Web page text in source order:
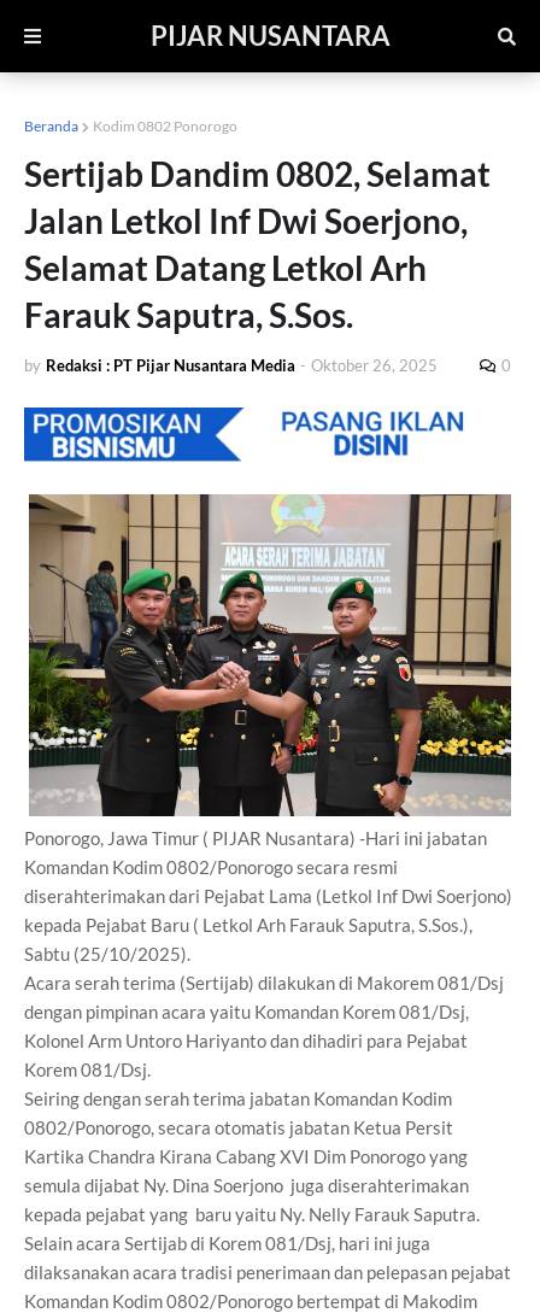
PIJAR NUSANTARA
Beranda Kodim 0802 Ponorogo
Sertijab Dandim 0802, Selamat
Jalan Letkol Inf Dwi Soerjono,
Selamat Datang Letkol Arh
Farauk Saputra, S.Sos.
by Redaksi : PT Pijar Nusantara Media - Oktober 26, 2025 0
Ponorogo, Jawa Timur ( PIJAR Nusantara) -Hari ini jabatan
Komandan Kodim 0802/Ponorogo secara resmi
diserahterimakan dari Pejabat Lama (Letkol Inf Dwi Soerjono)
kepada Pejabat Baru ( Letkol Arh Farauk Saputra, S.Sos.),
Sabtu (25/10/2025).
Acara serah terima (Sertijab) dilakukan di Makorem 081/Dsj
dengan pimpinan acara yaitu Komandan Korem 081/Dsj,
Kolonel Arm Untoro Hariyanto dan dihadiri para Pejabat
Korem 081/Dsj.
Seiring dengan serah terima jabatan Komandan Kodim
0802/Ponorogo, secara otomatis jabatan Ketua Persit
Kartika Chandra Kirana Cabang XVI Dim Ponorogo yang
semula dijabat Ny. Dina Soerjono juga diserahterimakan
kepada pejabat yang baru yaitu Ny. Nelly Farauk Saputra.
Selain acara Sertijab di Korem 081/Dsj, hari ini juga
dilaksanakan acara tradisi penerimaan dan pelepasan pejabat
Komandan Kodim 0802/Ponorogo bertempat di Makodim